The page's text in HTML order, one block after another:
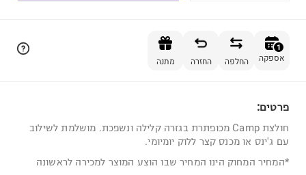
1
אספקה החלפה החזרה מתנה
פרטים:
חולצת Camp מכופתרת בגזרה קלילה ונשפכת. מושלמת לשילוב
עם ג'ינס או מכנס קצר ללוק יומיומי.
*המחיר המחוק הינו המחיר שבו הוצע המוצר למכירה לראשונה